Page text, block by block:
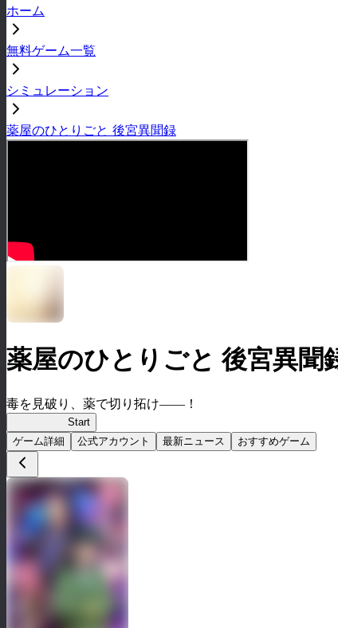
ホーム
無料ゲーム一覧
シミュレーション
薬屋のひとりごと 後宮異聞録
薬屋のひとりごと 後宮異聞
毒を見破り、薬で切り拓け――！
Start
ゲーム詳細
公式アカウント 最新ニュース おすすめゲーム